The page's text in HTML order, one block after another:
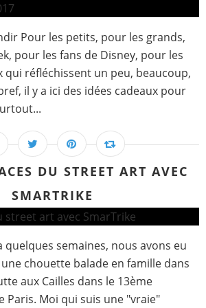
Pour les petits, pour les grands,
pour les fans de Disney, pour les
réfléchissent un peu, beaucoup,
il y a ici des idées cadeaux pour
DU STREET ART AVEC
SMARTRIKE
quelques semaines, nous avons eu
chouette balade en famille dans
aux Cailles dans le 13ème
Paris. Moi qui suis une "vraie"